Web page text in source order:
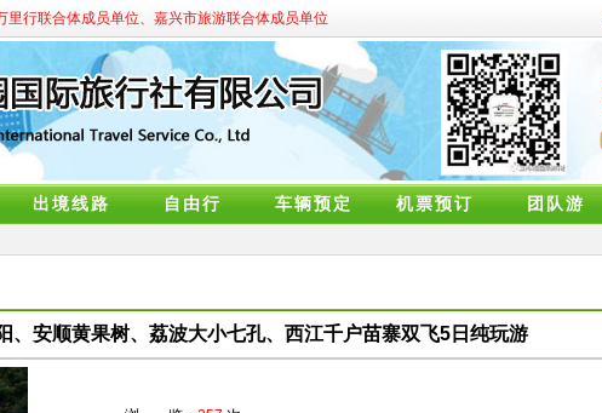
行联合体成员单位、嘉兴市旅游联合体成员单位
出境线路 自由行 车辆预定 机票预订 团队游
、安顺黄果树、荔波大小七孔、西江千户苗寨双飞5日纯玩游